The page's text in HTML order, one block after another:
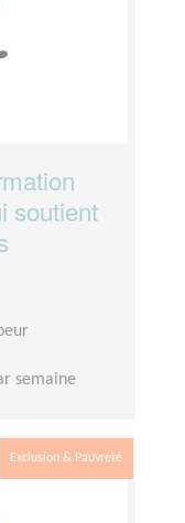
soutient
semaine
Exclusion & Pauvreté